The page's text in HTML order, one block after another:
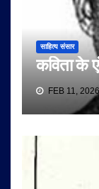
साहित्य संसार
कविता के
FEB 11, 2026